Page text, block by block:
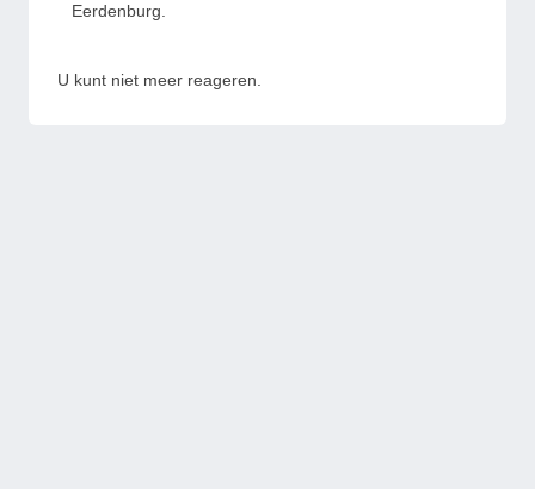
Eerdenburg.
U kunt niet meer reageren.